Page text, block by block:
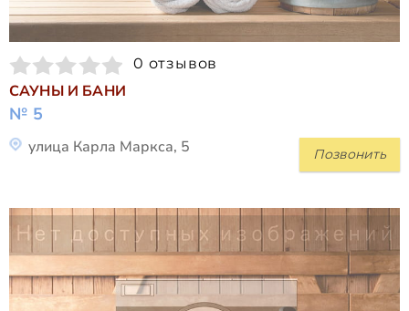
0 отзывов
САУНЫ И БАНИ
№ 5
Позвонить
улица Карла Маркса, 5